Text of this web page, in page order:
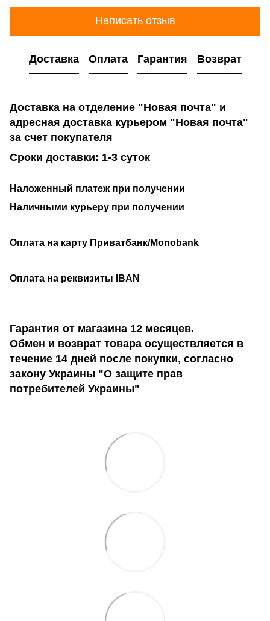
Написать отзыв
Доставка Оплата Гарантия Возврат
Доставка на отделение "Новая почта" и
адресная доставка курьером "Новая почта"
за счет покупателя
Сроки доставки: 1-3 суток
Наложенный платеж при получении
Наличными курьеру при получении
Оплата на карту Приватбанк/Monobank
Оплата на реквизиты IBAN
Гарантия от магазина 12 месяцев.
Обмен и возврат товара осуществляется в
течение 14 дней после покупки, согласно
закону Украины "О защите прав
потребителей Украины"